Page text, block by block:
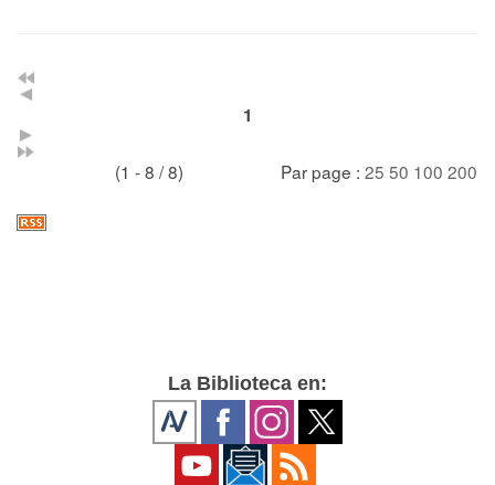
1
(1 - 8 / 8) Par page : 25 50 100 200
La Biblioteca en: